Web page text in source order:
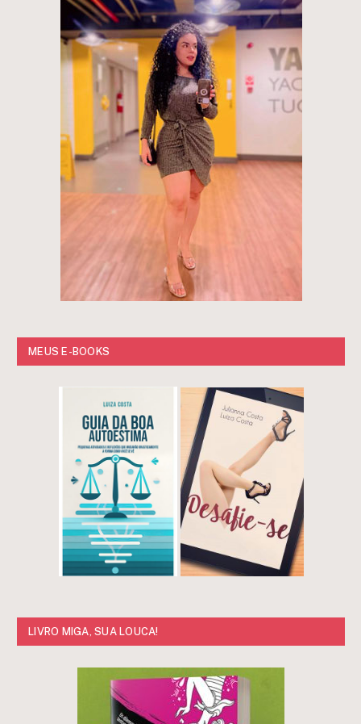
MEUS E-BOOKS
LIVRO MIGA, SUA LOUCA!